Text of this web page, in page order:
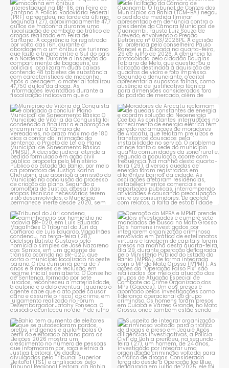
PRF apreende quase 48 quilos
de maconha em ônibus...
1 0
TCM rejeita pedido de
suspensão de licitação da...
1 0
Município de Vitória da
Conquista é obrigado a...
1 0
Moradores de Aracatu
reclamam de quedas
constantes ...
1 0
Tribunal do Júri condena
caminhoneiro por...
1 0
Operação do MPBA e MPMT
prende dois investigados e...
1 0
Bahia tem aumento de eleitores
que se autodeclaram...
1 0
Suspeito de integrar
organização criminosa
voltada...
1 0